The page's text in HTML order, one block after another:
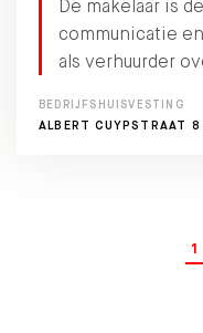
De makelaar is
communicatie
als verhuurder
BEDRIJFSHUISVESTING
ALBERT CUYPSTRAAT 8
1